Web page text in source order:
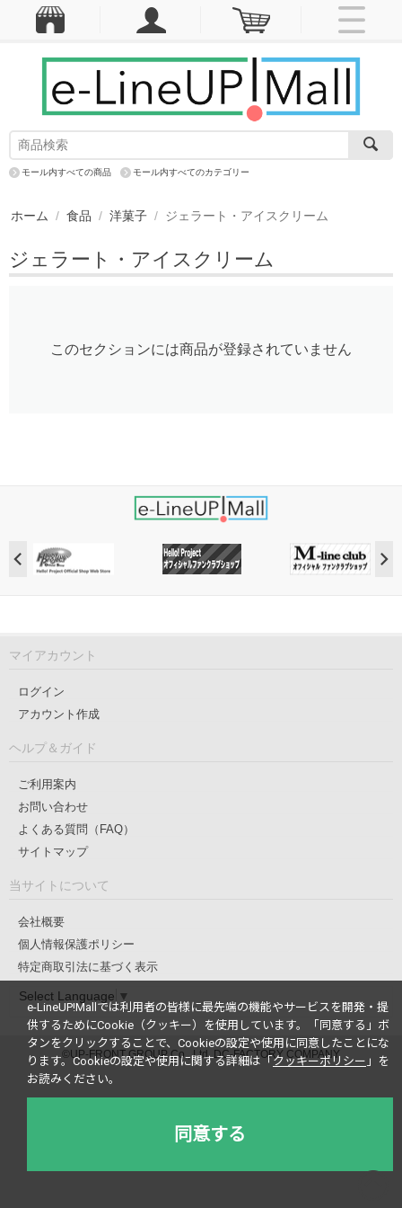
モール内すべての商品 モール内すべてのカテゴリー
ホーム / 食品 / 洋菓子 / ジェラート・アイスクリーム
ジェラート・アイスクリーム
このセクションには商品が登録されていません
マイアカウント
ログイン
アカウント作成
ヘルプ＆ガイド
ご利用案内
お問い合わせ
よくある質問（FAQ）
サイトマップ
当サイトについて
会社概要
個人情報保護ポリシー
特定商取引法に基づく表示
Select Language ▼
©UP-FRONT GROUP Co., Ltd. DC-FACTORY COMPANY
e-LineUP!Mallでは利用者の皆様に最先端の機能やサービスを開発・提
供するためにCookie（クッキー）を使用しています。
「同意する」ボ
タンをクリックすることで、Cookieの設定や使用に同意したことにな
ります。Cookieの設定や使用に関する詳細は「 クッキーポリシー 」を
お読みください。
同意する